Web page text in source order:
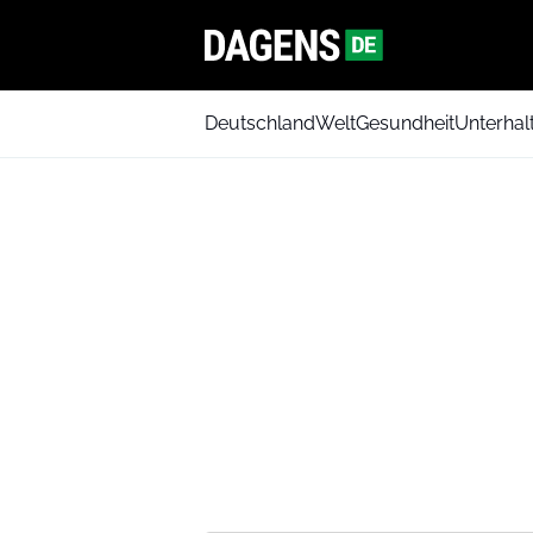
DeutschlandWeltGesundheit